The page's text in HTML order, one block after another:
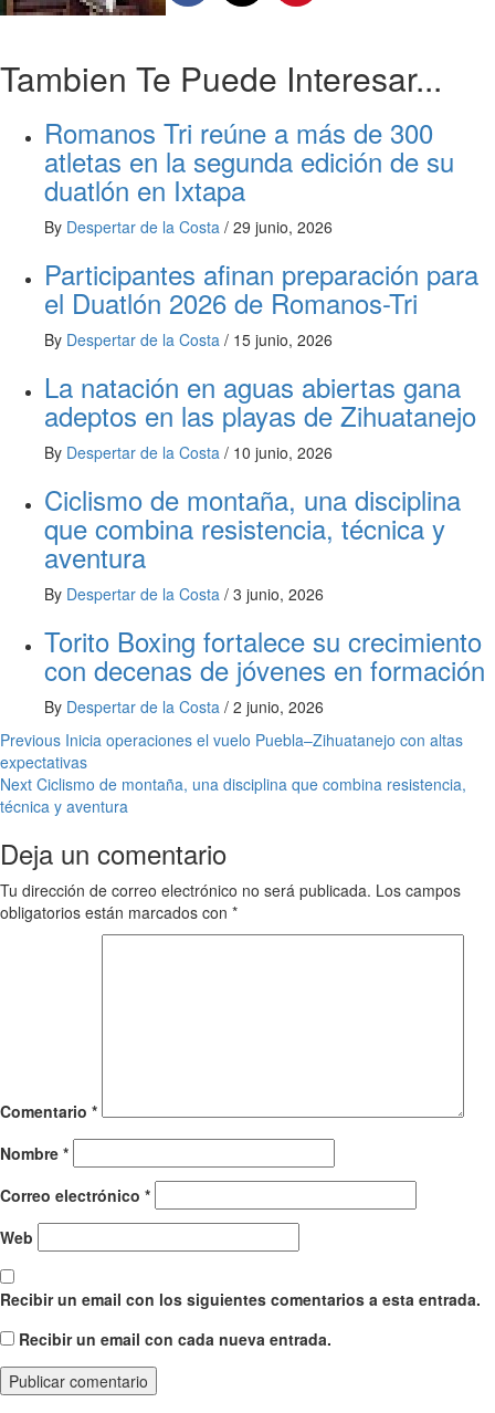
Tambien Te Puede Interesar...
Romanos Tri reúne a más de 300
atletas en la segunda edición de su
duatlón en Ixtapa
By Despertar de la Costa / 29 junio, 2026
Participantes afinan preparación para
el Duatlón 2026 de Romanos-Tri
By Despertar de la Costa / 15 junio, 2026
La natación en aguas abiertas gana
adeptos en las playas de Zihuatanejo
By Despertar de la Costa / 10 junio, 2026
Ciclismo de montaña, una disciplina
que combina resistencia, técnica y
aventura
By Despertar de la Costa / 3 junio, 2026
Torito Boxing fortalece su crecimiento
con decenas de jóvenes en formación
By Despertar de la Costa / 2 junio, 2026
Post
navigation
Previous Inicia operaciones el vuelo Puebla–Zihuatanejo con altas
expectativas
Next Ciclismo de montaña, una disciplina que combina resistencia,
técnica y aventura
Deja un comentario
Tu dirección de correo electrónico no será publicada. Los campos
obligatorios están marcados con *
Comentario *
Nombre *
Correo electrónico *
Web
Recibir un email con los siguientes comentarios a esta entrada.
Recibir un email con cada nueva entrada.